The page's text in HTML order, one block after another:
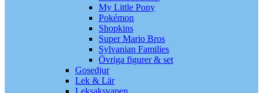
My Little Pony
Pokémon
Shopkins
Super Mario Bros
Sylvanian Families
Övriga figurer & set
Gosedjur
Lek & Lär
Leksaksvapen